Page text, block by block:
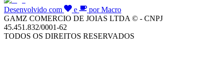
Desenvolvido com e
por Macro
GAMZ COMERCIO DE JOIAS LTDA © - CNPJ
45.451.832/0001-62
TODOS OS DIREITOS RESERVADOS